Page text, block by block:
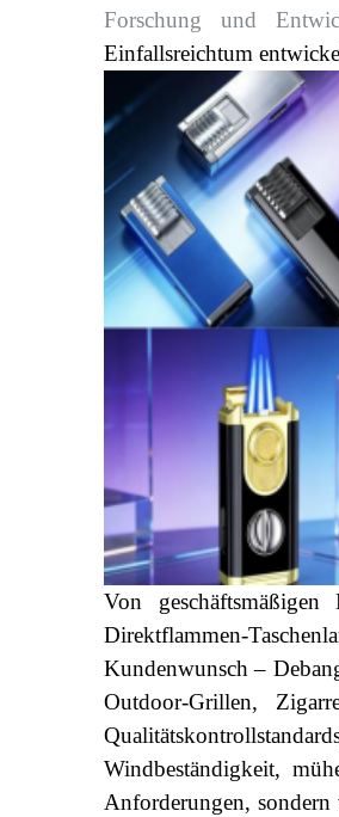
Forschung und
Einfallsreichtum
Von
Direktflammen-
Kundenwunsch –
Outdoor-Grillen,
Windbeständigkeit,
Anforderungen,